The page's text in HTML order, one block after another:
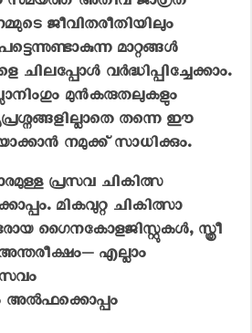
ജീവിതരീതിയിലും
മാറ്റങ്ങൾ
വർദ്ധിപ്പിച്ചേക്കാം.
മുൻകരുതലുകളും
തന്നെ ഈ
നമുക്ക് സാധിക്കും.